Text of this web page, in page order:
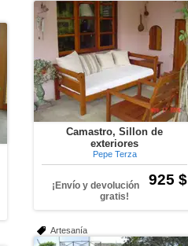
Camastro, Sillon de
exteriores
Pepe Terza
925 $
¡Envío y devolución
gratis!
Artesanía